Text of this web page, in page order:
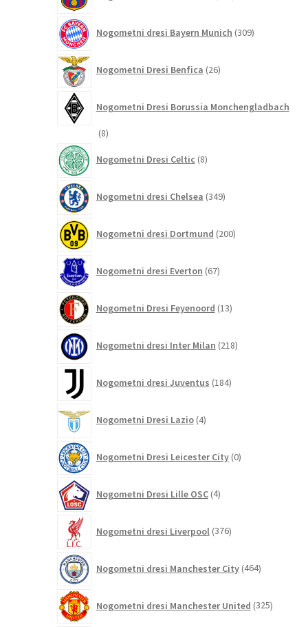
Nogometni dresi Bayern Munich 309izdelkov
Nogometni Dresi Benfica 26izdelkov
Nogometni Dresi Borussia Monchengladbach
88
Nogometni Dresi Celtic 8izdelkov
Nogometni dresi Chelsea 349izdelkov
Nogometni dresi Dortmund 200izdelkov
Nogometni dresi Everton 67izdelkov
Nogometni Dresi Feyenoord 13izdelkov
Nogometni dresi Inter Milan 218izdelkov
Nogometni dresi Juventus 184izdelkov
Nogometni Dresi Lazio 4izdelki
Nogometni Dresi Leicester City 0izdelkov
Nogometni Dresi Lille OSC 4izdelki
Nogometni dresi Liverpool 376izdelkov
Nogometni dresi Manchester City 464izdelkov
Nogometni dresi Manchester United 325izdelkov